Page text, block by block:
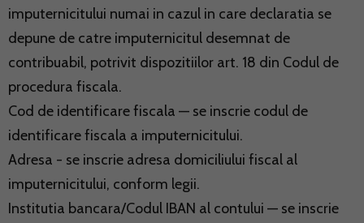
imputernicitului numai in cazul in care declaratia se
depune de catre imputernicitul desemnat de
contribuabil, potrivit dispozitiilor art. 18 din Codul de
procedura fiscala.
Cod de identificare fiscala — se inscrie codul de
identificare fiscala a imputernicitului.
Adresa - se inscrie adresa domiciliului fiscal al
imputernicitului, conform legii.
Institutia bancara/Codul IBAN al contului — se inscrie